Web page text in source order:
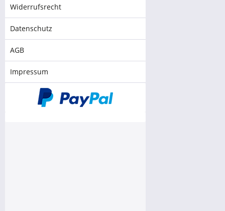
Widerrufsrecht
Datenschutz
AGB
Impressum